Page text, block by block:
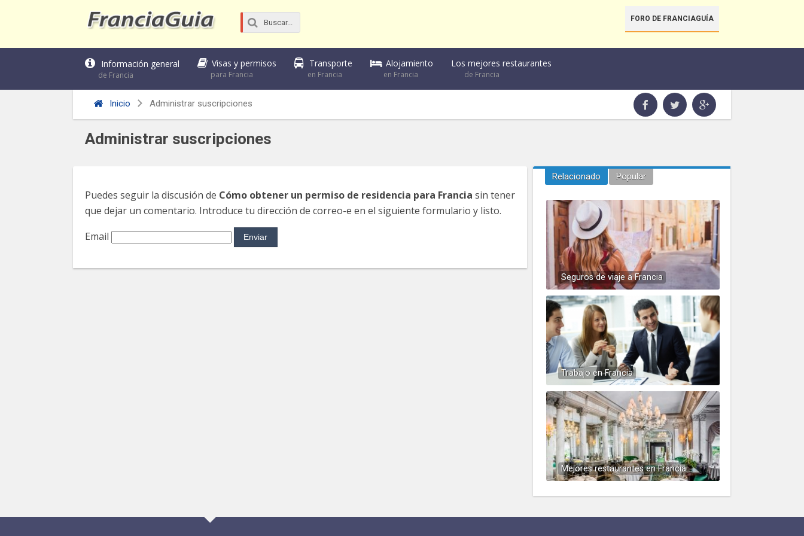
FORO DE FRANCIAGUÍA
Información general
de Francia
Visas y permisos
para Francia
Transporte
en Francia
Alojamiento
en Francia
Los mejores restaurantes
de Francia
Inicio Administrar suscripciones
Administrar suscripciones
Puedes seguir la discusión de Cómo obtener un permiso de residencia para Francia sin tener
que dejar un comentario. Introduce tu dirección de correo-e en el siguiente formulario y listo.
Email
Relacionado Popular
Seguros de viaje a Francia
Trabajo en Francia
Mejores restaurantes en Francia